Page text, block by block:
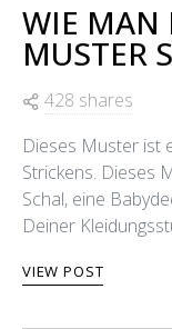
WIE MAN
MUSTER
428 shares
Dieses Muster ist
Strickens. Dieses
Schal, eine
Deiner
VIEW POST